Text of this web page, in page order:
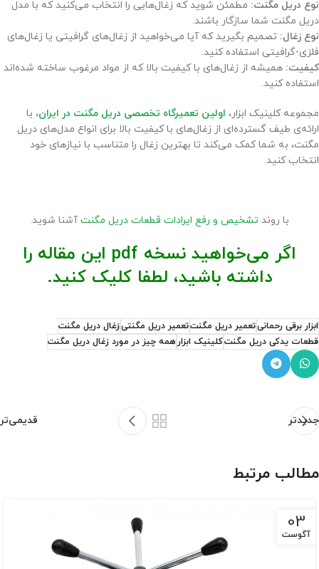
نوع دریل مگنت: مطمئن شوید که زغال‌هایی را انتخاب می‌کنید که با مدل
دریل مگنت شما سازگار باشند.
نوع زغال: تصمیم بگیرید که آیا می‌خواهید از زغال‌های گرافیتی یا زغال‌های
فلزی-گرافیتی استفاده کنید.
کیفیت: همیشه از زغال‌های با کیفیت بالا که از مواد مرغوب ساخته شده‌اند
استفاده کنید.
مجموعه کلینیک ابزار، اولین تعمیرگاه تخصصی دریل مگنت در ایران، با
ارائه‌ی طیف گسترده‌ای از زغال‌های با کیفیت بالا برای انواع مدل‌های دریل
مگنت، به شما کمک می‌کند تا بهترین زغال را متناسب با نیاز‌های خود
انتخاب کنید.
با روند تشخیص و رفع ایرادات قطعات دریل مگنتآشنا شوید.
اگر می‌خواهید نسخه pdf این مقاله را
داشته باشید، لطفا کلیک کنید.
ابزار برقی رحمانیتعمیر دریل مگنتتعمیر دریل مگنتیزغال دریل مگنت
قطعات یدکی دریل مگنتکلینیک ابزارهمه چیز در مورد زغال دریل مگنت
جدیدتر قدیمی‌تر
مطالب مرتبط
03
آگوست